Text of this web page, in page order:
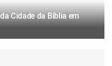
Cidade da Bíblia em